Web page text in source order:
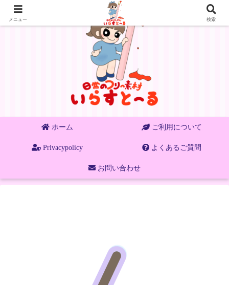
ホーム ご利用について
Privacypolicy よくあるご質問
お問い合わせ
メニュー 検索